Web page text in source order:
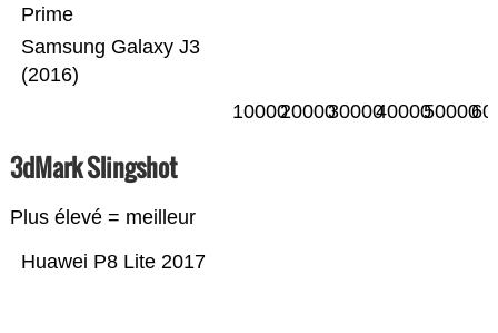
Samsung Galaxy J3
(2016)
Prime
1000020000300004000050000
3dMark Slingshot
Plus élevé = meilleur
Huawei P8 Lite 2017